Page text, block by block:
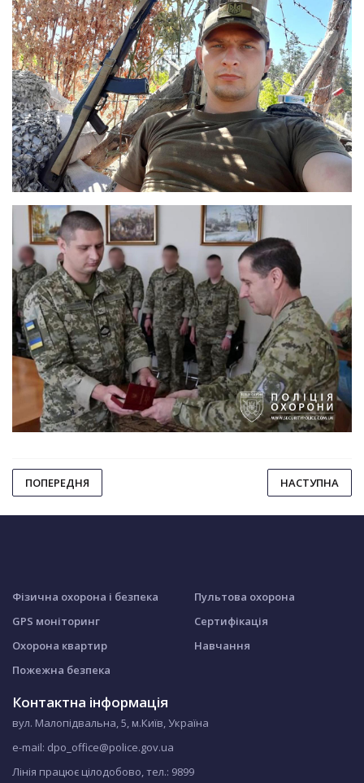
ПОПЕРЕДНЯ НАСТУПНА
Фізична охорона і безпека
GPS моніторинг
Охорона квартир
Пожежна безпека
Пультова охорона
Сертифікація
Навчання
Контактна інформація
вул. Малопідвальна, 5, м.Київ, Україна
e-mail: dpo_office@police.gov.ua
Лінія працює цілодобово, тел.: 9899